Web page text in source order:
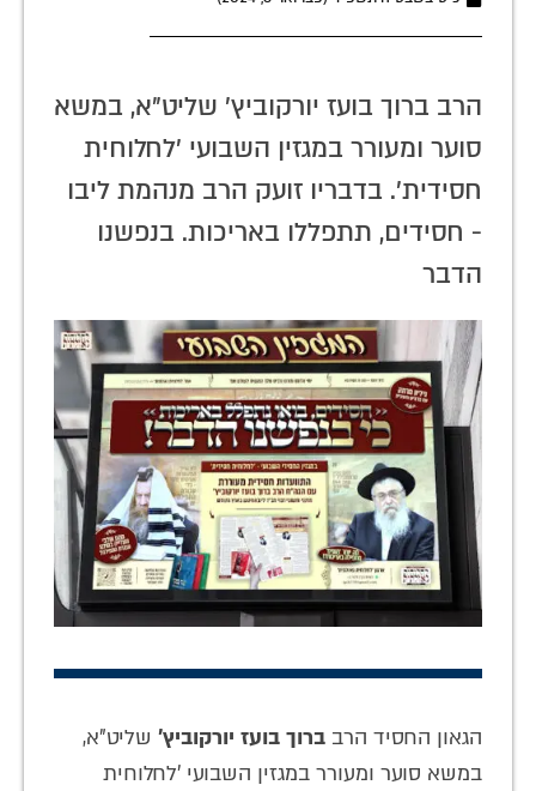
הרב ברוך בועז יורקוביץ' שליט"א, במשא
סוער ומעורר במגזין השבועי 'לחלוחית
חסידית'. בדבריו זועק הרב מנהמת ליבו
- חסידים, תתפללו באריכות. בנפשנו
הדבר
הגאון החסיד הרב ברוך בועז יורקוביץ' שליט"א,
במשא סוער ומעורר במגזין השבועי 'לחלוחית